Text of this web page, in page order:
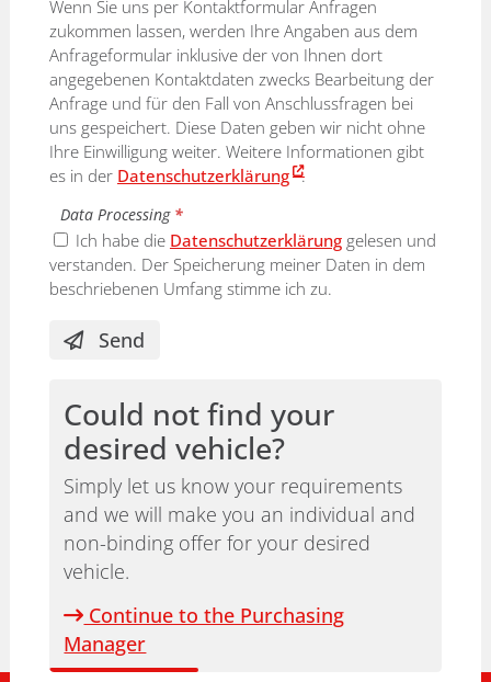
Wenn Sie uns per Kontaktformular Anfragen
zukommen lassen, werden Ihre Angaben aus dem
Anfrageformular inklusive der von Ihnen dort
angegebenen Kontaktdaten zwecks Bearbeitung der
Anfrage und für den Fall von Anschlussfragen bei
uns gespeichert. Diese Daten geben wir nicht ohne
Ihre Einwilligung weiter. Weitere Informationen gibt
es in der Datenschutzerklärung .
Data Processing *
Ich habe die Datenschutzerklärunggelesen und
verstanden. Der Speicherung meiner Daten in dem
beschriebenen Umfang stimme ich zu.
Send
Could not find your
desired vehicle?
Simply let us know your requirements
and we will make you an individual and
non-binding offer for your desired
vehicle.
Continue to the Purchasing
Manager